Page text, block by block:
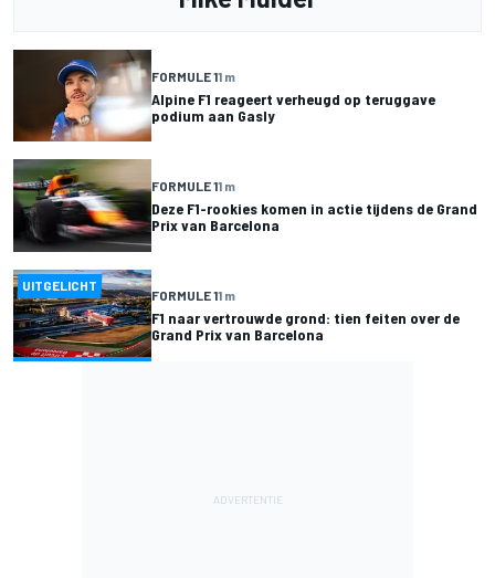
FORMULE 11 m
Alpine F1 reageert verheugd op teruggave
podium aan Gasly
FORMULE 11 m
Deze F1-rookies komen in actie tijdens de Grand
Prix van Barcelona
UITGELICHT
FORMULE 11 m
F1 naar vertrouwde grond: tien feiten over de
Grand Prix van Barcelona